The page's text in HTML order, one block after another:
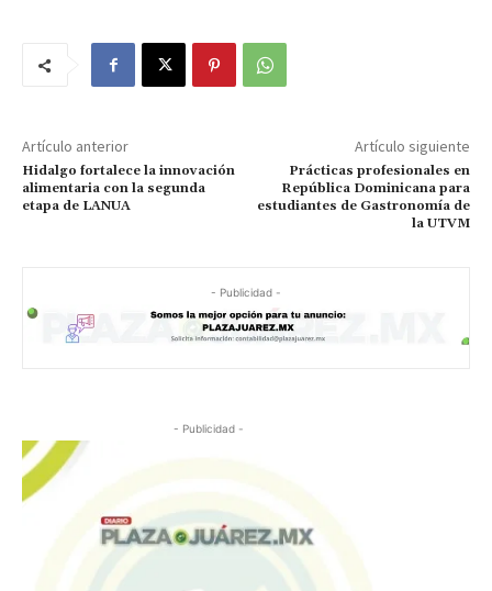
Artículo anterior
Hidalgo fortalece la innovación
alimentaria con la segunda
etapa de LANUA
Artículo siguiente
Prácticas profesionales en
República Dominicana para
estudiantes de Gastronomía de
la UTVM
- Publicidad -
- Publicidad -